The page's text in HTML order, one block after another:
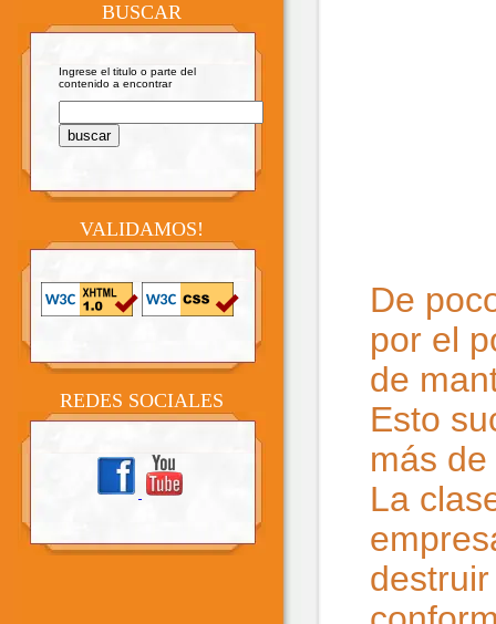
BUSCAR
Ingrese el titulo o parte del
contenido a encontrar
VALIDAMOS!
REDES SOCIALES
De
por el
de
Esto
más
La